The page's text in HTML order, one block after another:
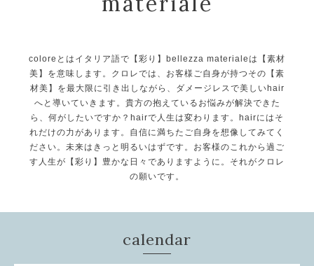
coloreとはイタリア語で【彩り】bellezza materialeは【素材
美】を意味します。クロレでは、お客様ご自身が持つその【素
材美】を最大限に引き出しながら、ダメージレスで美しいhair
へと導いていきます。貴方の抱えているお悩みが解決できた
ら、何がしたいですか？hairで人生は変わります。hairにはそ
れだけの力があります。自信に満ちたご自身を想像してみてく
ださい。未来はきっと明るいはずです。お客様のこれから過ご
す人生が【彩り】豊かな日々でありますように。それがクロレ
の願いです。
calendar